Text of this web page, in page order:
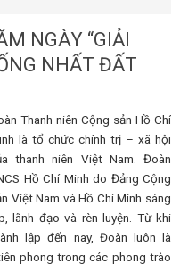
NGÀY “GIẢI
NHẤT ĐẤT
Thanh niên Cộng sản Hồ Chí
là tổ chức chính trị – xã hội
thanh niên Việt Nam. Đoàn
Hồ Chí Minh do Đảng Cộng
Việt Nam và Hồ Chí Minh sáng
lãnh đạo và rèn luyện. Từ khi
lập đến nay, Đoàn luôn là
phong trong các phong trào